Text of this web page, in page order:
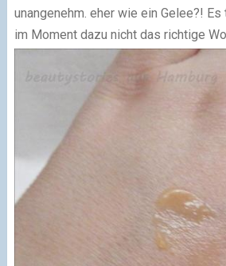
unangenehm. eher wie ein Gelee?!
im Moment dazu nicht das richtige